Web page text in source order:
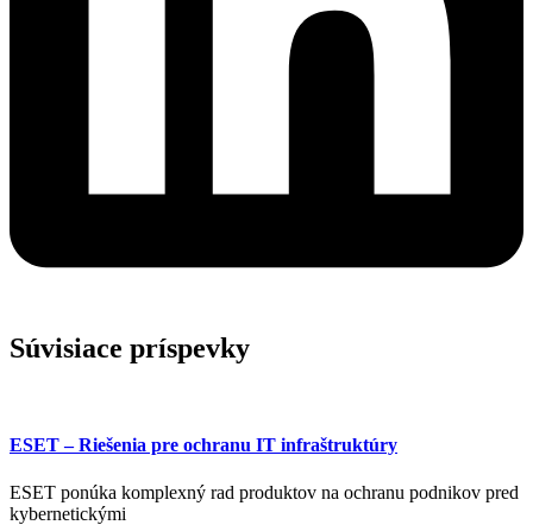
Súvisiace príspevky
ESET – Riešenia pre ochranu IT infraštruktúry
ESET ponúka komplexný rad produktov na ochranu podnikov pred
kybernetickými